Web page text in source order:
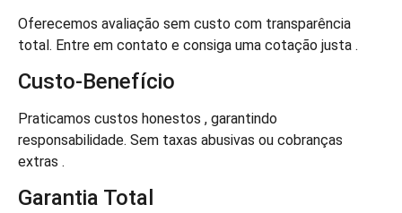
Oferecemos avaliação sem custo com transparência
total. Entre em contato e consiga uma cotação justa .
Custo-Benefício
Praticamos custos honestos , garantindo
responsabilidade. Sem taxas abusivas ou cobranças
extras .
Garantia Total